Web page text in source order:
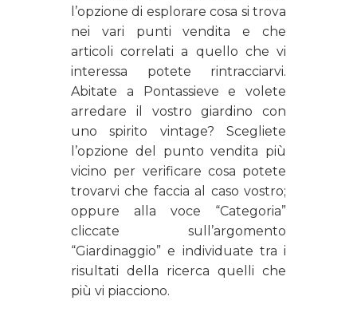
l’opzione di esplorare cosa si trova
nei vari punti vendita e che
articoli correlati a quello che vi
interessa potete rintracciarvi.
Abitate a Pontassieve e volete
arredare il vostro giardino con
uno spirito vintage? Scegliete
l’opzione del punto vendita più
vicino per verificare cosa potete
trovarvi che faccia al caso vostro;
oppure alla voce “Categoria”
cliccate sull’argomento
“Giardinaggio” e individuate tra i
risultati della ricerca quelli che
più vi piacciono.